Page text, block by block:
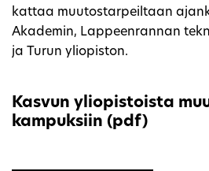
kattaa muutostarpeiltaan
Akademin, Lappeenrannan
ja Turun yliopiston.
Kasvun yliopistoista
kampuksiin (pdf)